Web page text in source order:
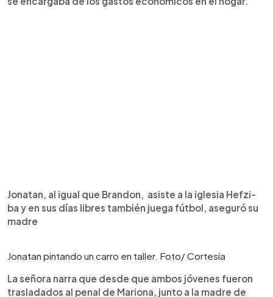
Jonatan, al igual que Brandon, asiste a la iglesia Hefzi-
ba y en sus días libres también juega fútbol, aseguró su
madre
Jonatan pintando un carro en taller. Foto/ Cortesía
La señora narra que desde que ambos jóvenes fueron
trasladados al penal de Mariona, junto a la madre de